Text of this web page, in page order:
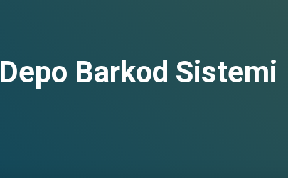
Depo Barkod Sistemi